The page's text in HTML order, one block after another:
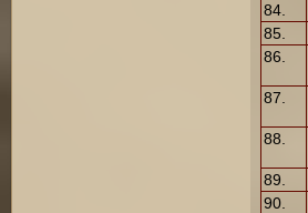
84.
85.
86.
87.
88.
89.
90.